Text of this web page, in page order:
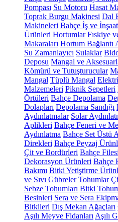
Pompası Su Motoru Hasat
Toprak Burgu Makinesi Dal
Makineleri Bahçe İş ve
Ürünleri Hortumlar Fıskiye
Makaraları Hortum Bağlantı
Su Zamanlayıcı Sulaklar
Deposu Mangal ve
Kömürü ve Tutuşturucular
Mangal Tüplü Mangal
Malzemeleri Piknik Sepetleri
Örtüleri Bahçe Depolama
Dolapları Depolama Sandığı
Aydınlatmalar Solar
Aplikleri Bahçe Feneri ve
Aydınlatma Bahçe Set Üstü
Direkleri Bahçe Peyzaj
Çit ve Bordürleri Bahçe Filesi
Dekorasyon Ürünleri Bahçe
Bakımı Bitki Yetiştirme
ve Sıvı Gübreler Tohumlar
Sebze Tohumları Bitki
Besinleri Sera ve Sera
Bitkileri Dış Mekan Ağaçları
Aşılı Meyve Fidanları Aşılı